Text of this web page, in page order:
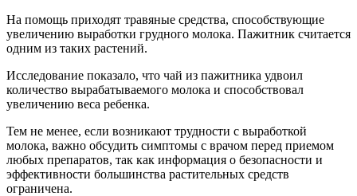
На помощь приходят травяные средства, способствующие
увеличению выработки грудного молока. Пажитник считается
одним из таких растений.
Исследование показало, что чай из пажитника удвоил
количество вырабатываемого молока и способствовал
увеличению веса ребенка.
Тем не менее, если возникают трудности с выработкой
молока, важно обсудить симптомы с врачом перед приемом
любых препаратов, так как информация о безопасности и
эффективности большинства растительных средств
ограничена.